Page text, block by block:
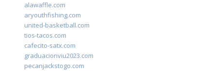
alawaffle.com
aryouthfishing.com
united-basketball.com
tios-tacos.com
cafecito-satx.com
graduacionviu2023.com
pecanjackstogo.com